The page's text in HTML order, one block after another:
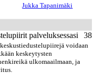
Jukka Tapanimäki
palveluksessasi 38
voidaan
keskeytysten
ulkomaailmaan, ja